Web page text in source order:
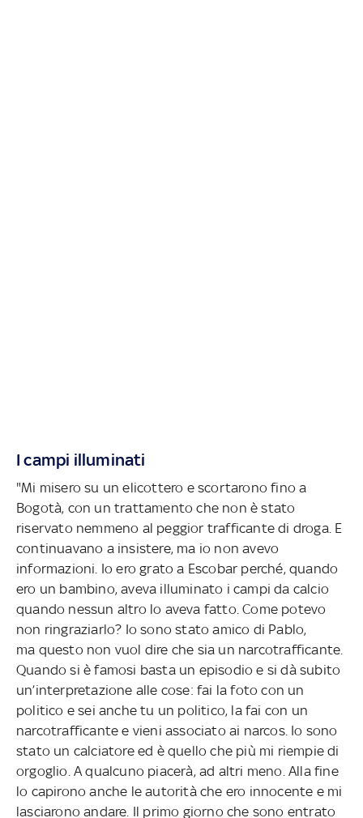
I campi illuminati
"Mi misero su un elicottero e scortarono fino a
Bogotà, con un trattamento che non è stato
riservato nemmeno al peggior trafficante di droga. E
continuavano a insistere, ma io non avevo
informazioni. Io ero grato a Escobar perché, quando
ero un bambino, aveva illuminato i campi da calcio
quando nessun altro lo aveva fatto. Come potevo
non ringraziarlo? Io sono stato amico di Pablo,
ma questo non vuol dire che sia un narcotrafficante.
Quando si è famosi basta un episodio e si dà subito
un’interpretazione alle cose: fai la foto con un
politico e sei anche tu un politico, la fai con un
narcotrafficante e vieni associato ai narcos. Io sono
stato un calciatore ed è quello che più mi riempie di
orgoglio. A qualcuno piacerà, ad altri meno. Alla fine
lo capirono anche le autorità che ero innocente e mi
lasciarono andare. Il primo giorno che sono entrato